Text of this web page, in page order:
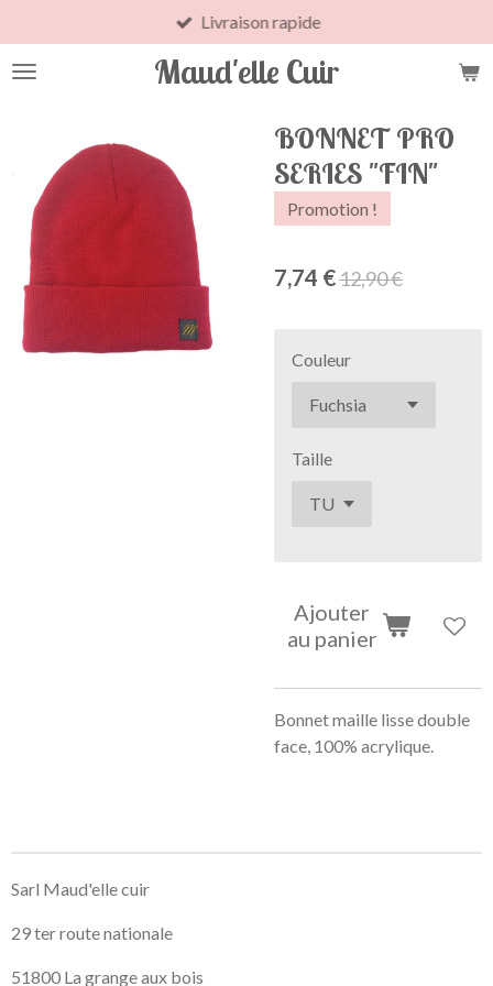
au
contenu
Maud'elle Cuir
Livraison rapide
BONNET PRO
SERIES "FIN"
Promotion !
7,74 €12,90 €
Couleur
Taille
Ajouter
au panier
Bonnet maille lisse double
face, 100% acrylique.
Sarl Maud'elle cuir
29 ter route nationale
51800 La grange aux bois